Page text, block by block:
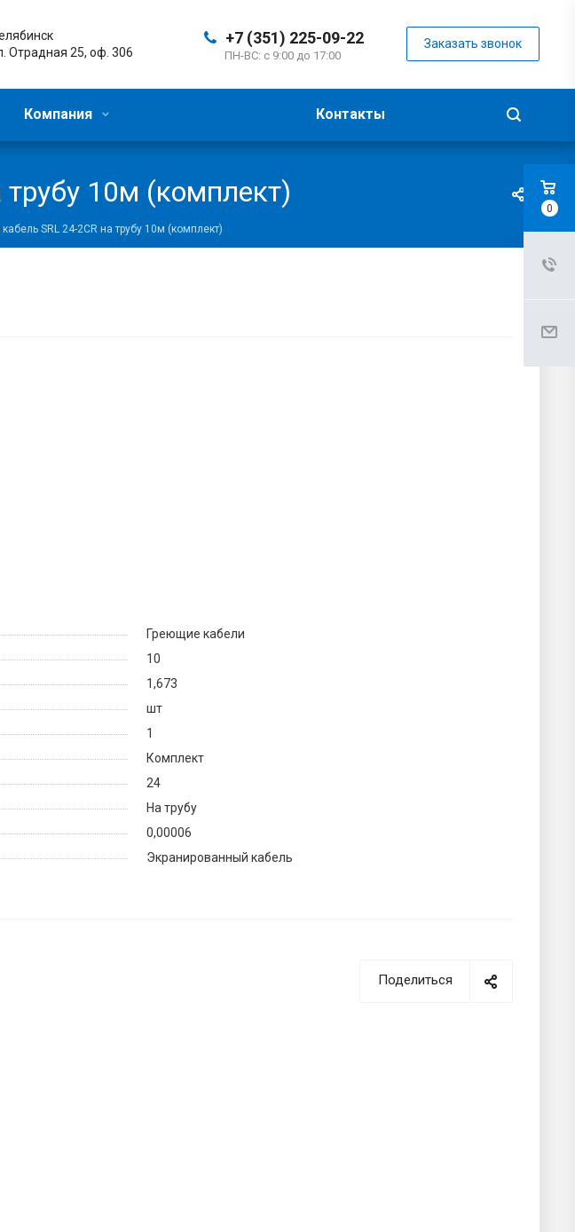
+7 (351) 225-09-22
ПН-ВС: с 9:00 до 17:00
Заказать звонок
Отрадная 25, оф. 306
Компания Контакты
10м (комплект)
SRL 24-2CR на трубу 10м (комплект)
Греющие кабели
10
1,673
шт
1
Комплект
24
На трубу
0,00006
Экранированный кабель
Поделиться
0